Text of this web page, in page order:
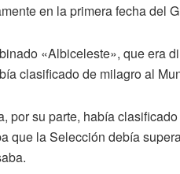
en la primera fecha del
«Albiceleste», que era
clasificado de milagro al
por su parte, había
que la Selección debía